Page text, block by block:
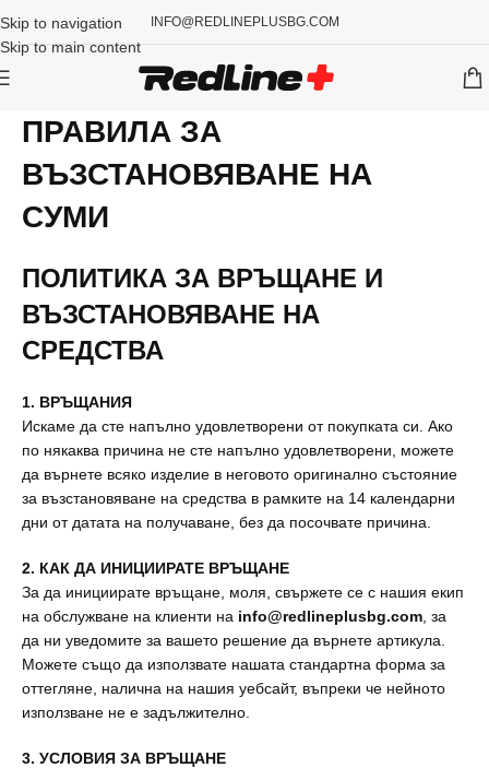
Skip to navigation
Skip to main content
INFO@REDLINEPLUSBG.COM
ПРАВИЛА ЗА
ВЪЗСТАНОВЯВАНЕ НА
СУМИ
ПОЛИТИКА ЗА ВРЪЩАНЕ И
ВЪЗСТАНОВЯВАНЕ НА
СРЕДСТВА
1. ВРЪЩАНИЯ
Искаме да сте напълно удовлетворени от покупката си. Ако
по някаква причина не сте напълно удовлетворени, можете
да върнете всяко изделие в неговото оригинално състояние
за възстановяване на средства в рамките на 14 календарни
дни от датата на получаване, без да посочвате причина.
2. КАК ДА ИНИЦИИРАТЕ ВРЪЩАНЕ
За да инициирате връщане, моля, свържете се с нашия екип
на обслужване на клиенти на info@redlineplusbg.com , за
да ни уведомите за вашето решение да върнете артикула.
Можете също да използвате нашата стандартна форма за
оттегляне, налична на нашия уебсайт, въпреки че нейното
използване не е задължително.
3. УСЛОВИЯ ЗА ВРЪЩАНЕ